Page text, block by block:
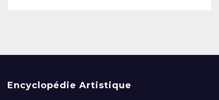
Encyclopédie Artistique